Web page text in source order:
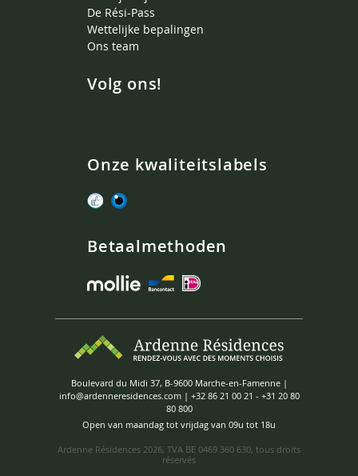
De Rési-Pass
Wettelijke bepalingen
Ons team
Volg ons!
Onze kwaliteitslabels
Betaalmethoden
Boulevard du Midi 37, B-9600 Marche-en-Famenne |
info@ardenneresidences.com| +32 86 21 00 21 - +31 20 80
80 800
Open van maandag tot vrijdag van 09u tot 18u
Ardenne Résidences 2026, TVA BE 0469 360 630, tous droits
réservés